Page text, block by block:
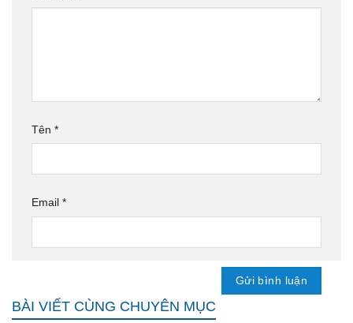
Tên *
Email *
BÀI VIẾT CÙNG CHUYÊN MỤC